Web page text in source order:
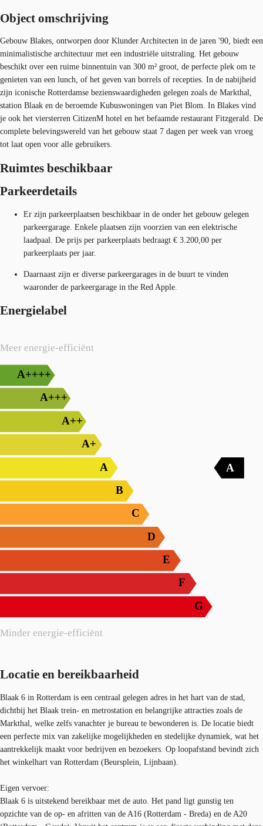
Object omschrijving
Gebouw Blakes, ontworpen door Klunder Architecten in de jaren '90, biedt een
minimalistische architectuur met een industriële uitstraling. Het gebouw
beschikt over een ruime binnentuin van 300 m² groot, de perfecte plek om te
genieten van een lunch, of het geven van borrels of recepties. In de nabijheid
zijn iconische Rotterdamse bezienswaardigheden gelegen zoals de Markthal,
station Blaak en de beroemde Kubuswoningen van Piet Blom. In Blakes vind
je ook het viersterren CitizenM hotel en het befaamde restaurant Fitzgerald. De
complete belevingswereld van het gebouw staat 7 dagen per week van vroeg
tot laat open voor alle gebruikers.
Ruimtes beschikbaar
Parkeerdetails
Er zijn parkeerplaatsen beschikbaar in de onder het gebouw gelegen
parkeergarage. Enkele plaatsen zijn voorzien van een elektrische
laadpaal. De prijs per parkeerplaats bedraagt € 3.200,00 per
parkeerplaats per jaar.
Daarnaast zijn er diverse parkeergarages in de buurt te vinden
waaronder de parkeergarage in the Red Apple.
Energielabel
Meer energie-efficiënt
Minder energie-efficiënt
A++++
A+++
A++
A+
A
B
C
D
E
F
G
A
Locatie en bereikbaarheid
Blaak 6 in Rotterdam is een centraal gelegen adres in het hart van de stad,
dichtbij het Blaak trein- en metrostation en belangrijke attracties zoals de
Markthal, welke zelfs vanachter je bureau te bewonderen is. De locatie biedt
een perfecte mix van zakelijke mogelijkheden en stedelijke dynamiek, wat het
aantrekkelijk maakt voor bedrijven en bezoekers. Op loopafstand bevindt zich
het winkelhart van Rotterdam (Beursplein, Lijnbaan).
Eigen vervoer:
Blaak 6 is uitstekend bereikbaar met de auto. Het pand ligt gunstig ten
opzichte van de op- en afritten van de A16 (Rotterdam - Breda) en de A20